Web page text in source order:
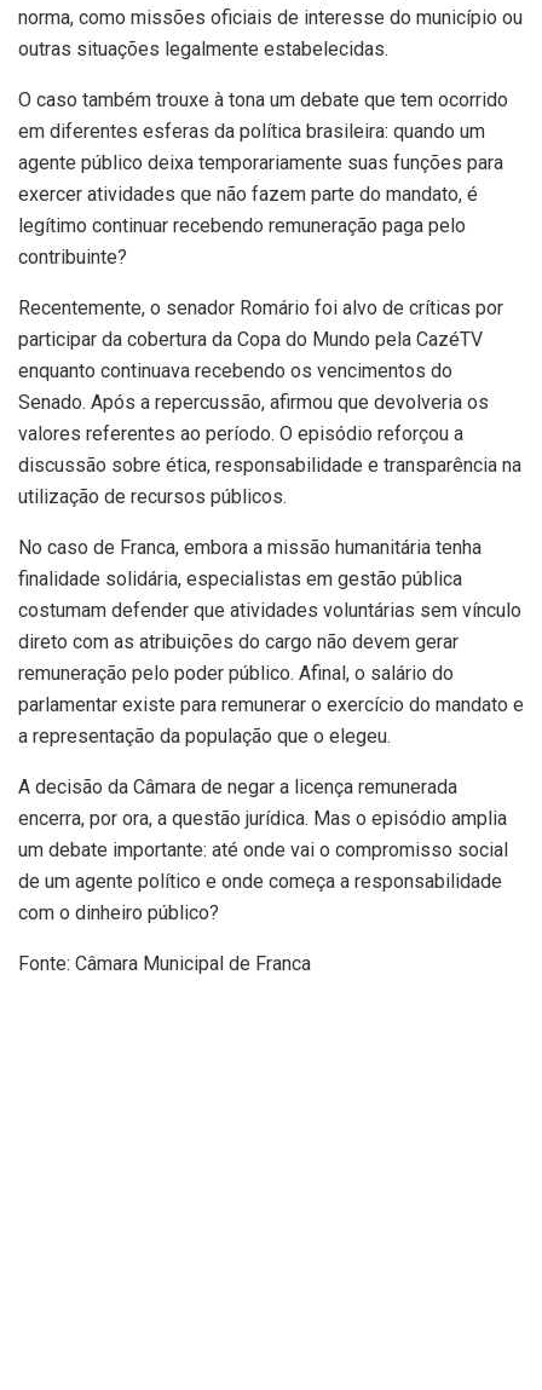
norma, como missões oficiais de interesse do município ou
outras situações legalmente estabelecidas.
O caso também trouxe à tona um debate que tem ocorrido
em diferentes esferas da política brasileira: quando um
agente público deixa temporariamente suas funções para
exercer atividades que não fazem parte do mandato, é
legítimo continuar recebendo remuneração paga pelo
contribuinte?
Recentemente, o senador Romário foi alvo de críticas por
participar da cobertura da Copa do Mundo pela CazéTV
enquanto continuava recebendo os vencimentos do
Senado. Após a repercussão, afirmou que devolveria os
valores referentes ao período. O episódio reforçou a
discussão sobre ética, responsabilidade e transparência na
utilização de recursos públicos.
No caso de Franca, embora a missão humanitária tenha
finalidade solidária, especialistas em gestão pública
costumam defender que atividades voluntárias sem vínculo
direto com as atribuições do cargo não devem gerar
remuneração pelo poder público. Afinal, o salário do
parlamentar existe para remunerar o exercício do mandato e
a representação da população que o elegeu.
A decisão da Câmara de negar a licença remunerada
encerra, por ora, a questão jurídica. Mas o episódio amplia
um debate importante: até onde vai o compromisso social
de um agente político e onde começa a responsabilidade
com o dinheiro público?
Fonte: Câmara Municipal de Franca